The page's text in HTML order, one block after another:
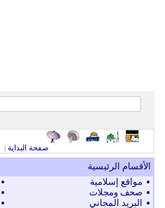
صفحة البداية |
الأقسام الرئيسية
مواقع إسلامية
صحف ومجلات
البريد المجاني